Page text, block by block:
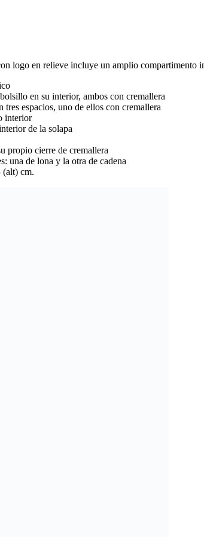
logo en relieve incluye un amplio
en su interior, ambos con cremallera
espacios, uno de ellos con cremallera
interior
de la solapa
propio cierre de cremallera
una de lona y la otra de cadena
(alt) cm.